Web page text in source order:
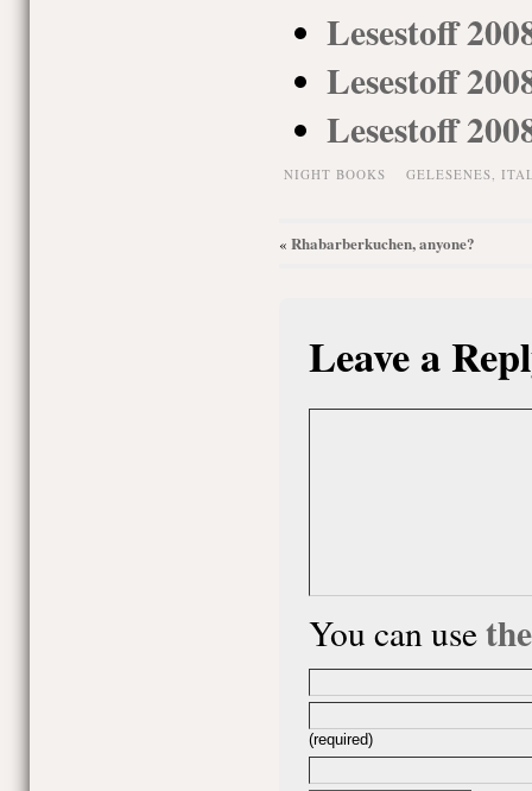
Lesestoff
Lesestoff
Lesestoff
NIGHT BOOKS GELESENES,
« Rhabarberkuchen, anyone?
Leave a
You can use
(required)